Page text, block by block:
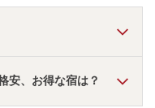
巻」 ・「山の神温泉
」などの旅館・ホテルが
安、お得な宿は？